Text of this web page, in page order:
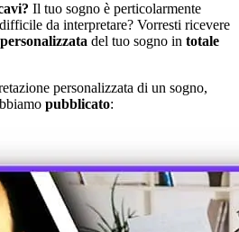
Il tuo sogno è perticolarmente
da interpretare? Vorresti ricevere
del tuo sogno in totale
personalizzata di un sogno,
pubblicato: